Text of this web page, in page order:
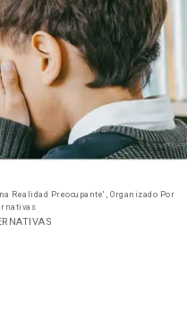
Realidad Preocupante' , Organizado Por